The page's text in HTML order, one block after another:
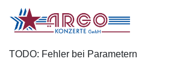
TODO: Fehler bei Parametern